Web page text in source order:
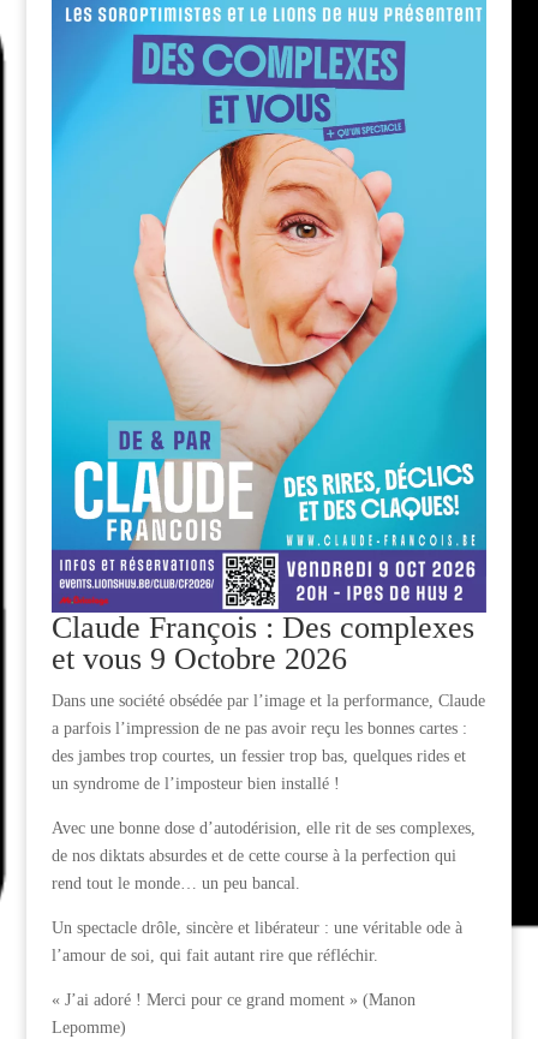
Claude François : Des complexes
et vous 9 Octobre 2026
Dans une société obsédée par l’image et la performance, Claude
a parfois l’impression de ne pas avoir reçu les bonnes cartes :
des jambes trop courtes, un fessier trop bas, quelques rides et
un syndrome de l’imposteur bien installé !
Avec une bonne dose d’autodérision, elle rit de ses complexes,
de nos diktats absurdes et de cette course à la perfection qui
rend tout le monde… un peu bancal.
Un spectacle drôle, sincère et libérateur : une véritable ode à
l’amour de soi, qui fait autant rire que réfléchir.
« J’ai adoré ! Merci pour ce grand moment » (Manon
Lepomme)